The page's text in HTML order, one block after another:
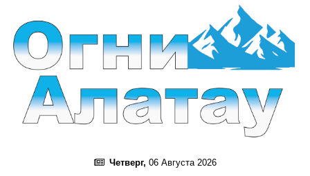
Четверг, 06 Августа 2026